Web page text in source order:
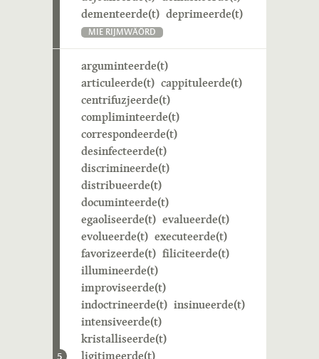
dementeerde(t) deprimeerde(t)
MIE RIJMWÄÖRD
arguminteerde(t)
articuleerde(t) cappituleerde(t)
centrifuzjeerde(t)
compliminteerde(t)
correspondeerde(t)
desinfecteerde(t)
discrimineerde(t)
distribueerde(t)
documinteerde(t)
egaoliseerde(t) evalueerde(t)
evolueerde(t) executeerde(t)
favorizeerde(t) filiciteerde(t)
illumineerde(t)
improviseerde(t)
indoctrineerde(t) insinueerde(t)
intensiveerde(t)
kristalliseerde(t)